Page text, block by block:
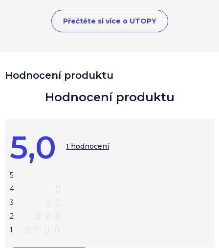
Hodnocení produktu
5,0 hodnocení
produktu
1 hodnocení
5
4
3
2
1
V
e
Přečtěte si více o UTOPY